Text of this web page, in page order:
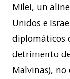
Milei, un
Unidos e
diplomáticos
detrimento
Malvinas), no